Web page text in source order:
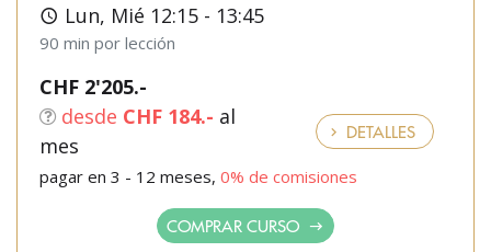
Lun, Mié 12:15 - 13:45
90 min por lección
CHF 2'205.-
desde CHF 184.- al
mes
pagar en 3 - 12 meses, 0% de comisiones
DETALLES
COMPRAR CURSO